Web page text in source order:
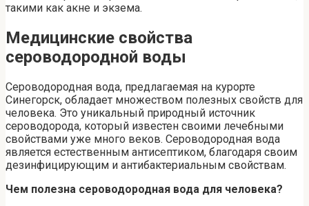
такими как акне и экзема.
Медицинские свойства
сероводородной воды
Сероводородная вода, предлагаемая на курорте
Синегорск, обладает множеством полезных свойств для
человека. Это уникальный природный источник
сероводорода, который известен своими лечебными
свойствами уже много веков. Сероводородная вода
является естественным антисептиком, благодаря своим
дезинфицирующим и антибактериальным свойствам.
Чем полезна сероводородная вода для человека?